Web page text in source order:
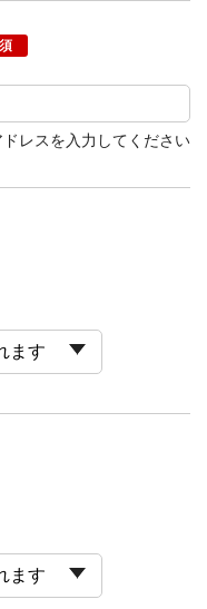
レスを入力してください